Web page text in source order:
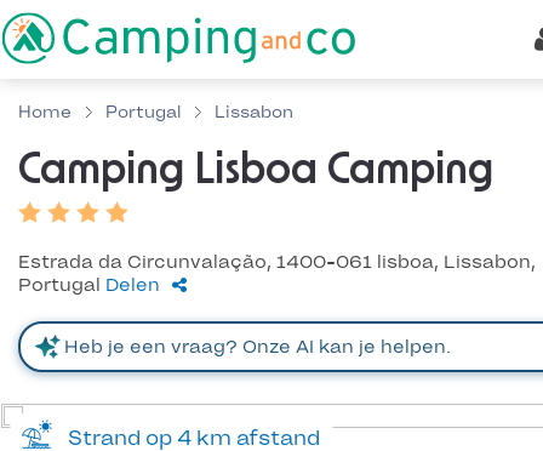
Home Portugal Lissabon
Camping Lisboa Camping
Estrada da Circunvalação, 1400-061 lisboa, Lissabon,
Portugal Delen
Strand op 4 km afstand